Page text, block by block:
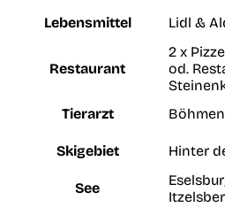
Lebensmittel
Lidl &
Restaurant
2 x
od.
Tierarzt
Skigebiet
Hinter
See